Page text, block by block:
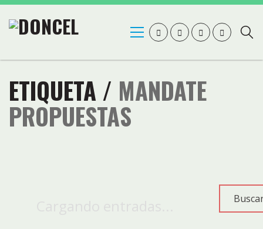
ETIQUETA / MANDATE
PROPUESTAS